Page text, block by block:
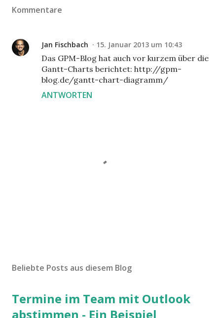
Kommentare
Jan Fischbach 15. Januar 2013 um 10:43
Das GPM-Blog hat auch vor kurzem über die
Gantt-Charts berichtet: http://gpm-
blog.de/gantt-chart-diagramm/
ANTWORTEN
m
n
Beliebte Posts aus diesem Blog
Termine im Team mit Outlook
abstimmen - Ein Beispiel